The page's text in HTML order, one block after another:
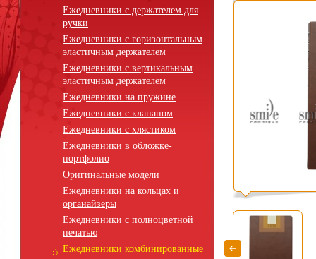
Ежедневники с держателем для
ручки
Ежедневники с горизонтальным
эластичным держателем
Ежедневники с вертикальным
эластичным держателем
Ежедневники на пружине
Ежедневники с клапаном
Ежедневники с хлястиком
Ежедневники в обложке-
портфолио
Оригинальные модели
Ежедневники на кольцах и
органайзеры
Ежедневники с полноцветной
печатью
Ежедневники комбинированные